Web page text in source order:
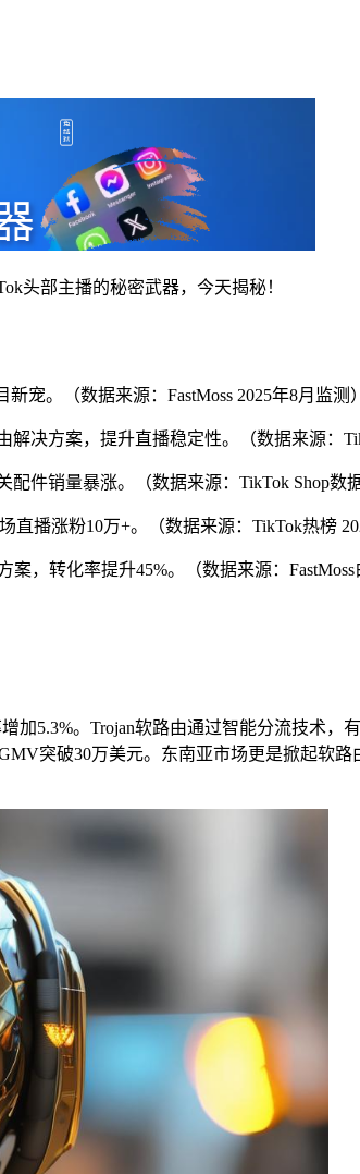
头部主播的秘密武器，今天揭秘！
宠。（数据来源：FastMoss 2025年8月监测）
决方案，提升直播稳定性。（数据来源：
件销量暴涨。（数据来源：TikTok Shop数据
直播涨粉10万+。（数据来源：TikTok热榜
，转化率提升45%。（数据来源：FastMoss
加5.3%。Trojan软路由通过智能分流技术
突破30万美元。东南亚市场更是掀起软